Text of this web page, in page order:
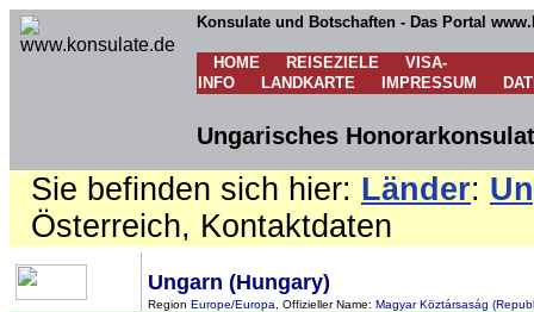
Konsulate und Botschaften - Das Portal
HOME REISEZIELE
VISA-
INFO
LANDKARTE IMPRESSUM
Ungarisches
Sie befinden sich hier: Länder:
Österreich, Kontaktdaten
Ungarn (Hungary)
Region Europe/Europa , Offizieller Name: Magyar Köztársaság